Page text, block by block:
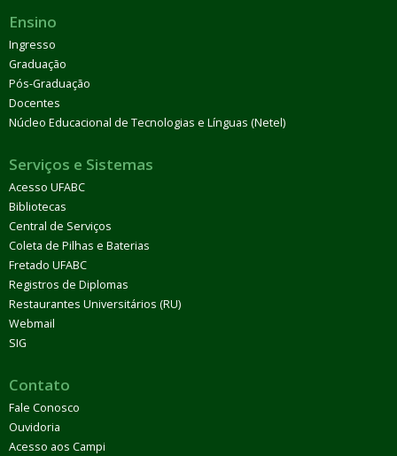
Ensino
Ingresso
Graduação
Pós-Graduação
Docentes
Núcleo Educacional de Tecnologias e Línguas (Netel)
Serviços e Sistemas
Acesso UFABC
Bibliotecas
Central de Serviços
Coleta de Pilhas e Baterias
Fretado UFABC
Registros de Diplomas
Restaurantes Universitários (RU)
Webmail
SIG
Contato
Fale Conosco
Ouvidoria
Acesso aos Campi